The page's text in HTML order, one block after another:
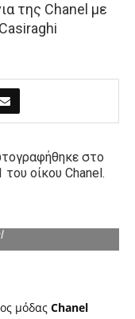
της Chanel με
στο
οίκου Chanel.
μόδας Chanel